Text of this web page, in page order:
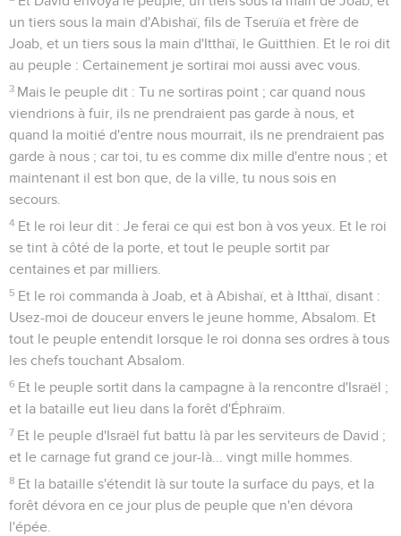
un tiers sous la main d'Abishaï, fils de Tseruïa et frère de
Joab, et un tiers sous la main d'Itthaï, le Guitthien. Et le roi dit
au peuple : Certainement je sortirai moi aussi avec vous.
3 Mais le peuple dit : Tu ne sortiras point ; car quand nous
viendrions à fuir, ils ne prendraient pas garde à nous, et
quand la moitié d'entre nous mourrait, ils ne prendraient pas
garde à nous ; car toi, tu es comme dix mille d'entre nous ; et
maintenant il est bon que, de la ville, tu nous sois en
secours.
4 Et le roi leur dit : Je ferai ce qui est bon à vos yeux. Et le roi
se tint à côté de la porte, et tout le peuple sortit par
centaines et par milliers.
5 Et le roi commanda à Joab, et à Abishaï, et à Itthaï, disant :
Usez-moi de douceur envers le jeune homme, Absalom. Et
tout le peuple entendit lorsque le roi donna ses ordres à tous
les chefs touchant Absalom.
6 Et le peuple sortit dans la campagne à la rencontre d'Israël ;
et la bataille eut lieu dans la forêt d'Éphraïm.
7 Et le peuple d'Israël fut battu là par les serviteurs de David ;
et le carnage fut grand ce jour-là... vingt mille hommes.
8 Et la bataille s'étendit là sur toute la surface du pays, et la
forêt dévora en ce jour plus de peuple que n'en dévora
l'épée.